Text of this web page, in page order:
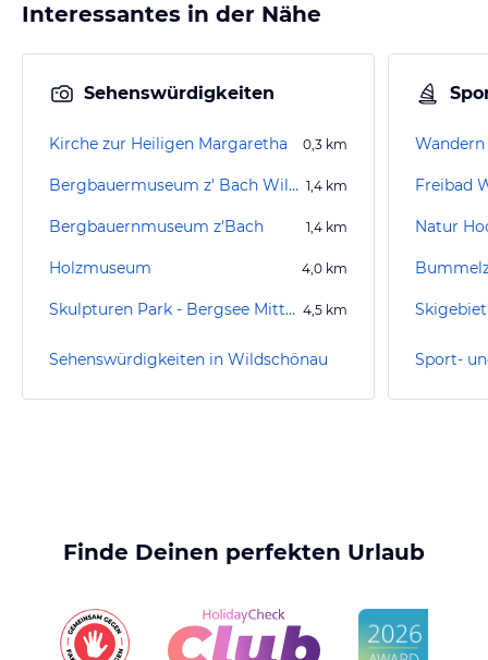
Interessantes in der Nähe
Sehenswürdigkeiten
Kirche zur Heiligen Margaretha 0,3 km
Bergbauermuseum z' Bach Wildschönau 1,4 km
Bergbauernmuseum z'Bach 1,4 km
Holzmuseum 4,0 km
Skulpturen Park - Bergsee Mittermoos 4,5 km
Sehenswürdigkeiten in Wildschönau
Wandern
Freibad
Finde Deinen perfekten Urlaub